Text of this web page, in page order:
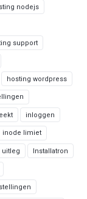
nodejs
support
hosting wordpress
inloggen
inode limiet
uitleg Installatron